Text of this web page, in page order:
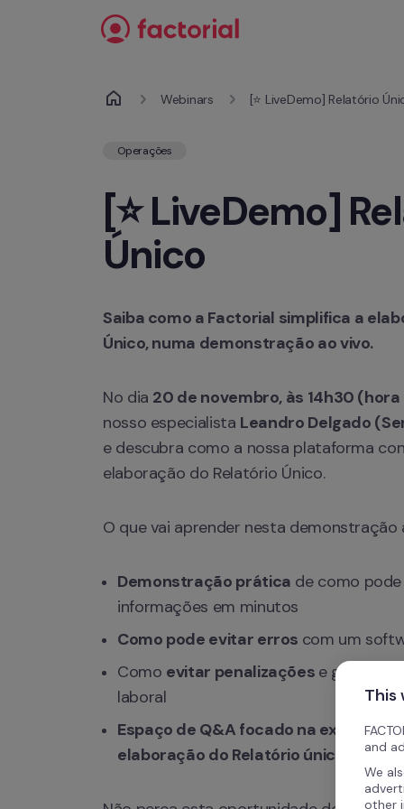
Webinars [⭐ LiveDemo] Relatório
Operações
[⭐ LiveDemo]
Único
Saiba como a Factorial simplifica a
Único, numa demonstração ao vivo.
No dia 20 de novembro, às 14h30
nosso especialista Leandro Delgado
e descubra como a nossa plataforma
elaboração do Relatório Único.
O que vai aprender nesta demonstração
Demonstração prática de como
informações em minutos
Como pode evitar erros com um
Como evitar penalizações e garantir a
laboral
Espaço de Q&A focado na
elaboração do Relatório único.
This
and
We
other